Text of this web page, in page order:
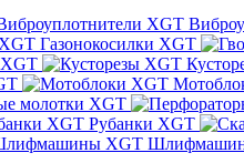
Газонокосилки XGT
молотки XGT
Рубанки XGT